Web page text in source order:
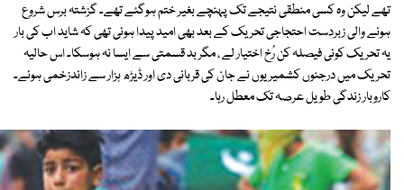
تھے لیکن وہ کسی منطقی نتیجے تک پہنچے بغیر ختم ہوگئے تھے۔ گزشتہ برس شروع
ہونے والی زبردست احتجاجی تحریک کے بعد بھی امید پیدا ہوئی تھی کہ شاید اب کی بار
یہ تحریک کوئی فیصلہ کن رُخ اختیار لے ، مگر بد قسمتی سے ایسا نہ ہوسکا۔ اس حالیہ
تحریک میں درجنوں کشمیریوں نے جان کی قربانی دی اور ڈیڑھ ہزار سے زائدزخمی ہوئے۔
کاروبار زندگی طویل عرصہ تک معطل رہا۔